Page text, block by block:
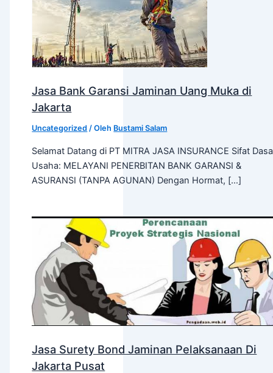
Jasa Bank Garansi Jaminan Uang Muka di
Jakarta
Uncategorized / Oleh Bustami Salam
Selamat Datang di PT MITRA JASA INSURANCE Sifat
Usaha: MELAYANI PENERBITAN BANK GARANSI &
ASURANSI (TANPA AGUNAN) Dengan Hormat, […]
Jasa Surety Bond Jaminan Pelaksanaan Di
Jakarta Pusat